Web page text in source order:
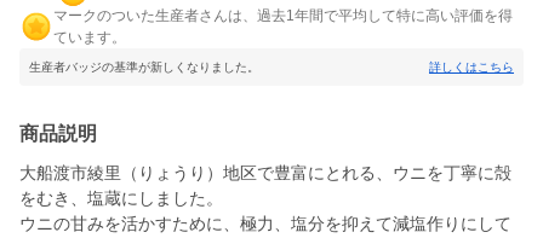
マークのついた生産者さんは、過去1年間で平均して特に高い評価を得
ています。
生産者バッジの基準が新しくなりました。 詳しくはこちら
商品説明
大船渡市綾里（りょうり）地区で豊富にとれる、ウニを丁寧に殻
をむき、塩蔵にしました。
ウニの甘みを活かすために、極力、塩分を抑えて減塩作りにして